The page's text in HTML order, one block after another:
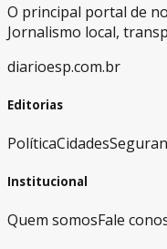
O principal portal de
Jornalismo local,
diarioesp.com.br
Editorias
PolíticaCidades
Institucional
Quem somosFale